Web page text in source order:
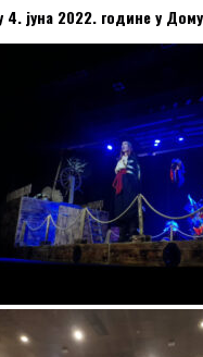
јуна 2022. године у